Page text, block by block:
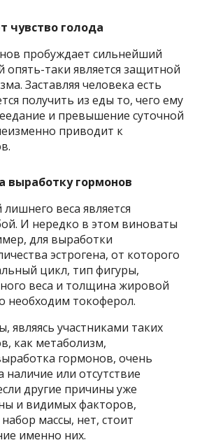
чувство голода
пробуждает сильнейший
опять-таки является защитной
Заставляя человека есть
получить из еды то, чего ему
и превышение суточной
приводит к
выработку гормонов
веса является
И нередко в этом виноваты
для выработки
эстрогена, от которого
цикл, тип фигуры,
веса и толщина жировой
необходим токоферол.
являясь участниками таких
как метаболизм,
гормонов, очень
или отсутствие
другие причины уже
и видимых факторов,
массы, нет, стоит
именно них.